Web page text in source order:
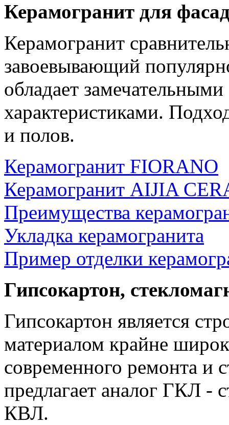
Керамогранит для
Керамогранит
завоевывающий
обладает
характеристиками.
и полов.
Керамогранит FIORANO
Керамогранит AIJIA
Преимущества
Укладка керамогранита
Пример отделки
Гипсокартон,
Гипсокартон является
материалом крайне
современного ремонта и
предлагает аналог ГКЛ -
КВЛ.